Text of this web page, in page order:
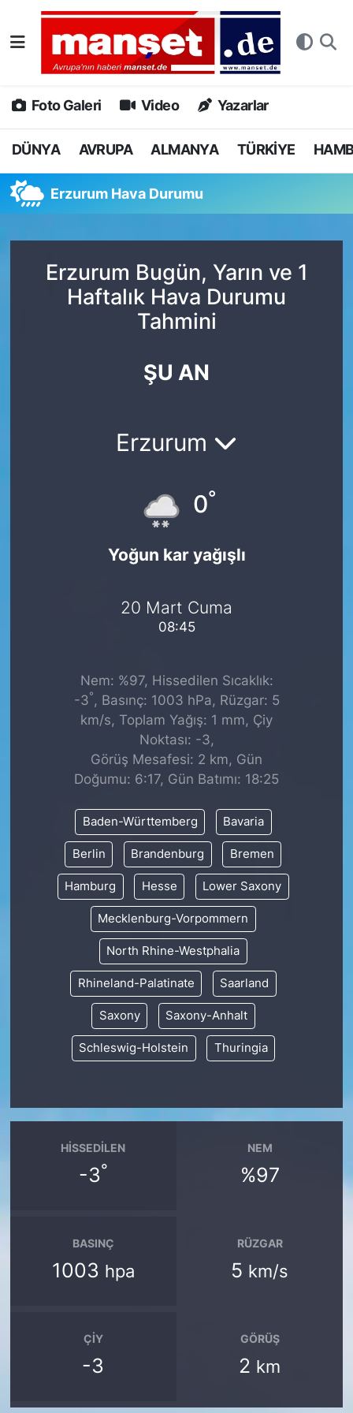
Foto Galeri Video Yazarlar
DÜNYA AVRUPA ALMANYA TÜRKİYE
Erzurum Hava Durumu
Erzurum Bugün, Yarın ve 1
Haftalık Hava Durumu
Tahmini
ŞU AN
Erzurum
0°
Yoğun kar yağışlı
20 Mart Cuma
08:45
Nem: %97, Hissedilen Sıcaklık:
-3° , Basınç: 1003 hPa, Rüzgar: 5
km/s, Toplam Yağış: 1 mm, Çiy
Noktası: -3,
Görüş Mesafesi: 2 km, Gün
Doğumu: 6:17, Gün Batımı: 18:25
Baden-Württemberg Bavaria
Berlin Brandenburg Bremen
Hamburg Hesse Lower Saxony
Mecklenburg-Vorpommern
North Rhine-Westphalia
Rhineland-Palatinate Saarland
Saxony Saxony-Anhalt
Schleswig-Holstein Thuringia
HISSEDILEN
-3°
NEM
%97
BASINÇ
1003 hpa
RÜZGAR
5 km/s
ÇIY
-3
GÖRÜŞ
2 km
DÜNYA
AVRUPA
ALMANYA
SPOR
DEUTSCH
Nöbetçi Eczaneler
Hava Durumu
Namaz Vakitleri
Tüm Manşetler
Son Dakika Haberleri